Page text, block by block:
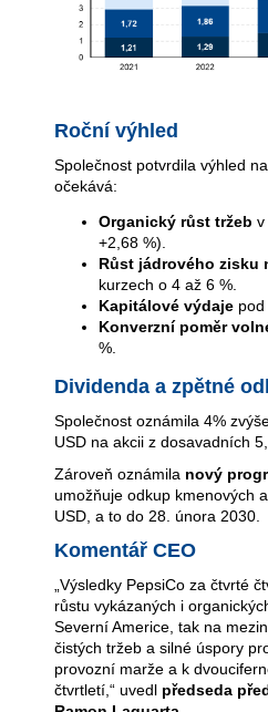
Roční výhled
Společnost potvrdila výhled
očekává:
Organický růst tržeb v
+2,68 %).
Růst jádrového zisku
kurzech o 4 až 6 %.
Kapitálové výdaje
Konverzní poměr
%.
Dividenda a zpětné
Společnost oznámila 4%
USD na akcii z dosavadních
Zároveň oznámila nový
umožňuje odkup kmenových
USD, a to do 28. února 2030.
Komentář CEO
„Výsledky PepsiCo za čtvrté
růstu vykázaných i
Severní Americe, tak na
čistých tržeb a silné úspory
provozní marže a k
čtvrtletí,“ uvedl předseda